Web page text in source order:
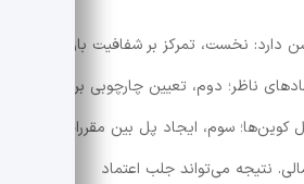
دارد: نخست، تمرکز بر شفافیت بازار و
ناظر؛ دوم، تعیین چارچوبی برای
کوین‌ها؛ سوم، ایجاد پل بین مقررات
نتیجه می‌تواند جلب اعتماد